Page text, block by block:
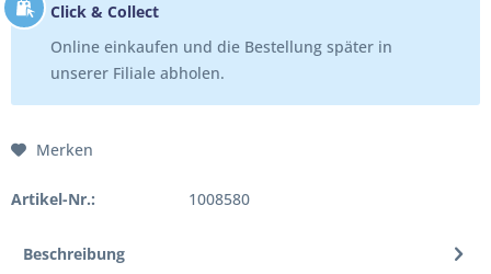
Click & Collect
Online einkaufen und die Bestellung später in
unserer Filiale abholen.
Merken
Artikel-Nr.: 1008580
Beschreibung